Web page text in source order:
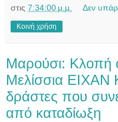
στις 7:34:00 μ.μ. Δεν
Κοινή χρήση
Μαρούσι: Κλοπή
Μελίσσια
δράστες που
από καταδίωξη